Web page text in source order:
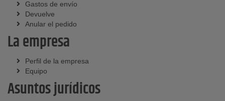
Gastos de envío
Devuelve
Anular el pedido
La empresa
Perfil de la empresa
Equipo
Asuntos jurídicos